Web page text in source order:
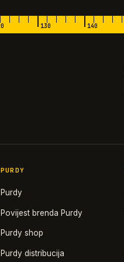
130 140
PURDY
Purdy
Povijest brenda Purdy
Purdy shop
Purdy distribucija